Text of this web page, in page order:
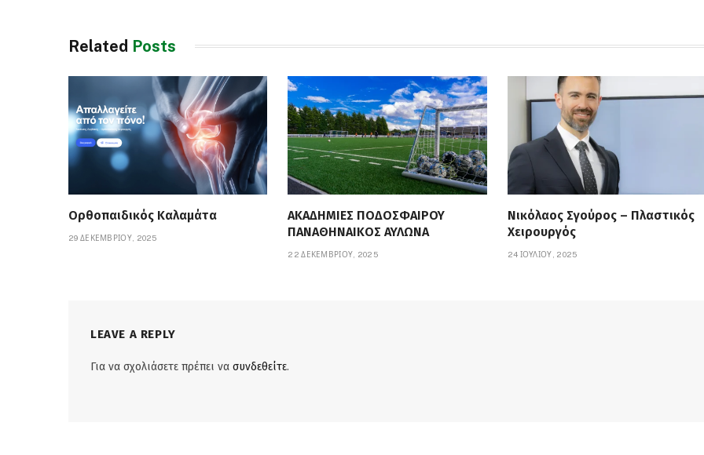
Related Posts
Ορθοπαιδικός Καλαμάτα
29 ΔΕΚΕΜΒΡΊΟΥ, 2025
ΑΚΑΔΗΜΙΕΣ ΠΟΔΟΣΦΑΙΡΟΥ
ΠΑΝΑΘΗΝΑΙΚΟΣ ΑΥΛΩΝΑ
22 ΔΕΚΕΜΒΡΊΟΥ, 2025
Νικόλαος Σγούρος – Πλαστικός
Χειρουργός
24 ΙΟΥΛΊΟΥ, 2025
LEAVE A REPLY
Για να σχολιάσετε πρέπει να συνδεθείτε.